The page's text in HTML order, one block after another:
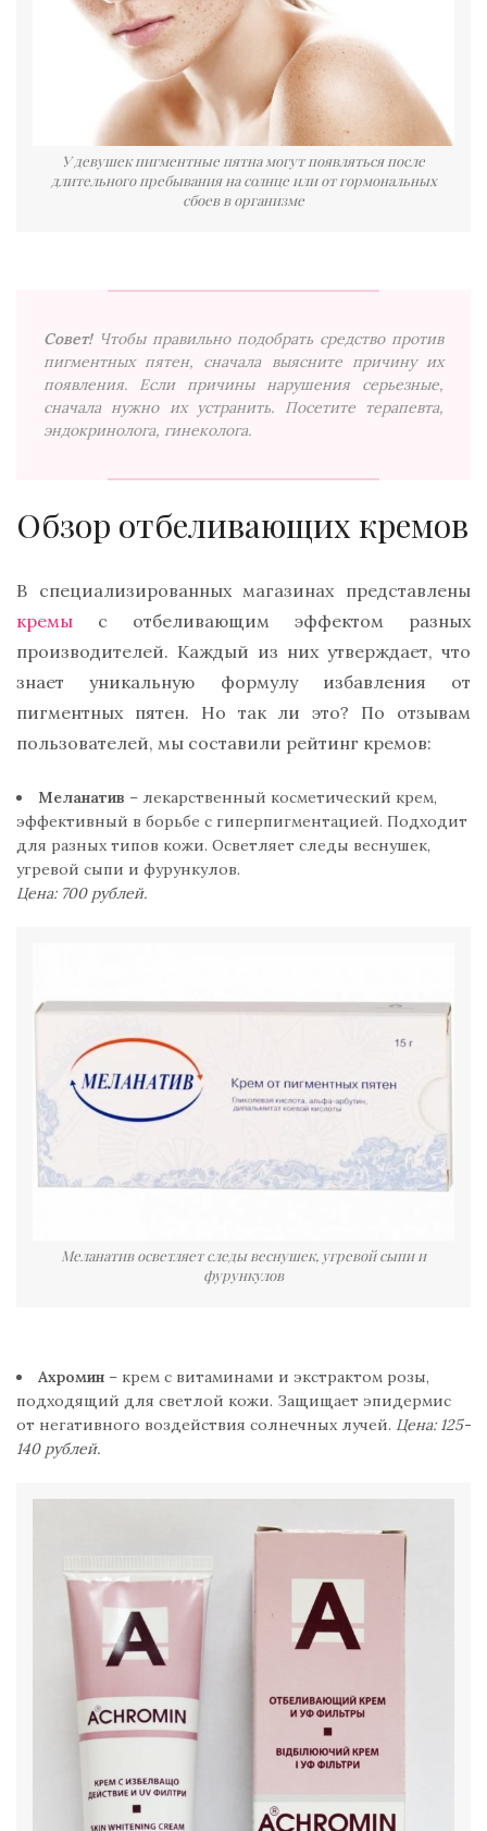
У девушек пигментные пятна могут появляться после
длительного пребывания на солнце или от гормональных
сбоев в организме
Совет! Чтобы правильно подобрать средство против
пигментных пятен, сначала выясните причину их
появления. Если причины нарушения серьезные,
сначала нужно их устранить. Посетите терапевта,
эндокринолога, гинеколога.
Обзор отбеливающих кремов
В специализированных магазинах представлены
кремы с отбеливающим эффектом разных
производителей. Каждый из них утверждает, что
знает уникальную формулу избавления от
пигментных пятен. Но так ли это? По отзывам
пользователей, мы составили рейтинг кремов:
Меланатив – лекарственный косметический крем,
эффективный в борьбе с гиперпигментацией. Подходит
для разных типов кожи. Осветляет следы веснушек,
угревой сыпи и фурункулов.
Цена: 700 рублей.
Меланатив осветляет следы веснушек, угревой сыпи и
фурункулов
Ахромин – крем с витаминами и экстрактом розы,
подходящий для светлой кожи. Защищает эпидермис
от негативного воздействия солнечных лучей. Цена: 125-
140 рублей.